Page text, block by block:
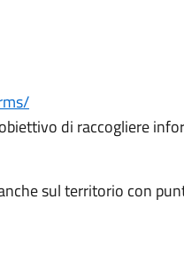
di raccogliere
sul territorio con